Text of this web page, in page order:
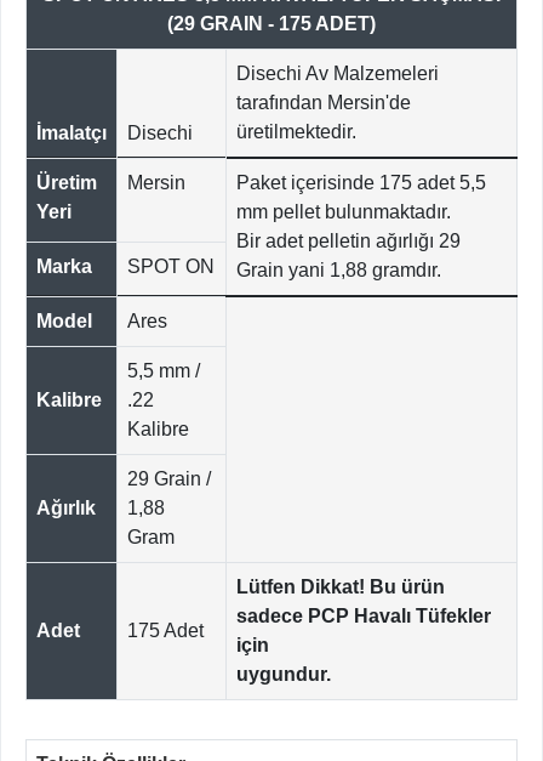
(29 GRAIN - 175 ADET)
İmalatçı Disechi
Disechi Av Malzemeleri
tarafından Mersin'de
üretilmektedir.
Üretim
Yeri
Mersin
Paket içerisinde 175 adet 5,5
mm pellet bulunmaktadır.
Bir adet pelletin ağırlığı 29
Grain yani 1,88 gramdır.
Marka SPOT ON
Model Ares
Kalibre
5,5 mm /
.22
Kalibre
Ağırlık
29 Grain /
1,88
Gram
Adet 175 Adet
Lütfen Dikkat! Bu ürün
sadece PCP Havalı Tüfekler
için
uygundur.